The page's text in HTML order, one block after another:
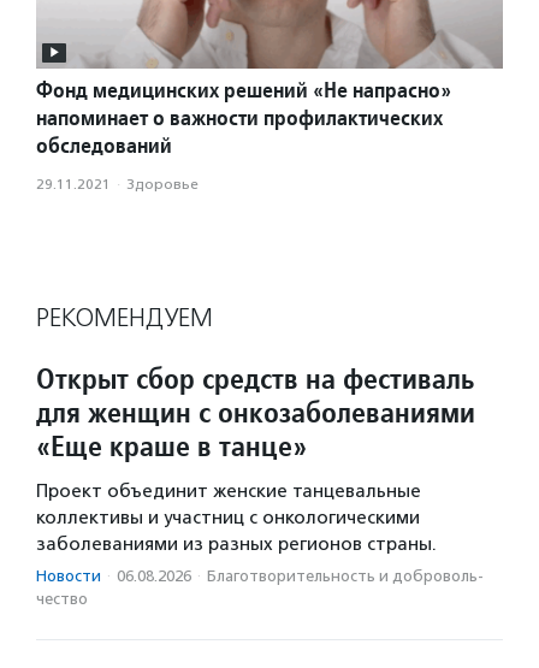
Фонд медицинских решений «Не напрасно»
напоминает о важности профилактических
обследований
29.11.2021 · Здоровье
РЕКОМЕНДУЕМ
Открыт сбор средств на фестиваль
для женщин с онкозаболеваниями
«Еще краше в танце»
Проект объединит женские танцевальные
коллективы и участниц с онкологическими
заболеваниями из разных регионов страны.
Новости · 06.08.2026 · Благотвори­тель­ность и доброволь­
чест­во